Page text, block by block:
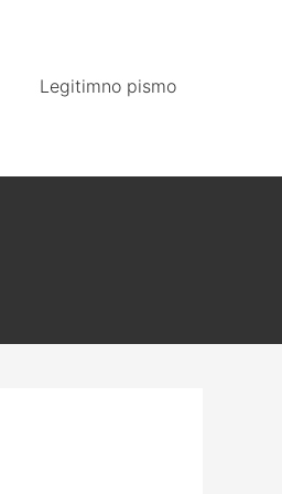
Legitimno pismo